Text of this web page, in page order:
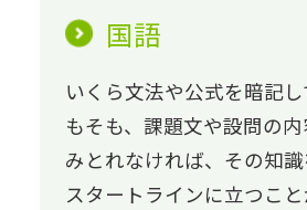
国語
いくら文法や公式を暗記
もそも、課題文や設問の
みとれなければ、その知
スタートラインに立つこ